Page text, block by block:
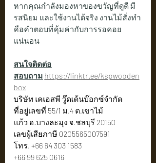
หากคุณกำลังมองหาของขวัญที่ดูดี มี
รสนิยม และใช้งานได้จริง งานไม้สั่งทำ
คือคำตอบที่คุ้มค่ากับการรอคอย
แน่นอน
สนใจติดต่อ
สอบถาม https://linktr.ee/kspwooden
box
บริษัท เคเอสพี วู๊ดเด้นบ๊อกซ์จำกัด
ที่อยู่เลขที่ 55/1 ม.4 ต.เขาไม้
แก้ว อ.บางละมุง จ.ชลบุรี 20150
เลขผู้เสียภาษี 0205565007591
โทร. +66 64 303 1583
+66 99 625 0616